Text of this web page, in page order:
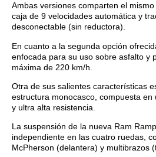
Ambas versiones comparten el
caja de 9 velocidades automática y
desconectable (sin reductora).
En cuanto a la segunda opción
enfocada para su uso sobre asfalto y
máxima de 220 km/h.
Otra de sus salientes características
estructura monocasco, compuesta en
y ultra alta resistencia.
La suspensión de la nueva Ram
independiente en las cuatro ruedas,
McPherson (delantera) y multibrazos